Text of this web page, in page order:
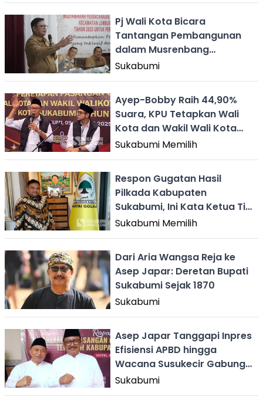
Pj Wali Kota Bicara
Tantangan Pembangunan
dalam Musrenbang
Kecamatan di Sukabumi
Sukabumi
Ayep-Bobby Raih 44,90%
Suara, KPU Tetapkan Wali
Kota dan Wakil Wali Kota
Sukabumi Terpilih Pilkada
2024
Sukabumi Memilih
Respon Gugatan Hasil
Pilkada Kabupaten
Sukabumi, Ini Kata Ketua Tim
Asjap-Andreas
Sukabumi Memilih
Dari Aria Wangsa Reja ke
Asep Japar: Deretan Bupati
Sukabumi Sejak 1870
Sukabumi
Asep Japar Tanggapi Inpres
Efisiensi APBD hingga
Wacana Susukecir Gabung
Kota Sukabumi
Sukabumi